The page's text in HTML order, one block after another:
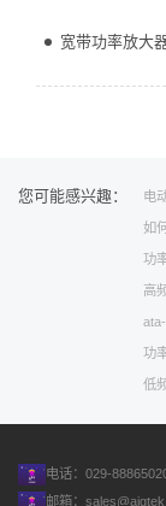
宽带功率放大
您可能感兴趣： 电
如
功
高
功
低
电话：029-
邮箱：